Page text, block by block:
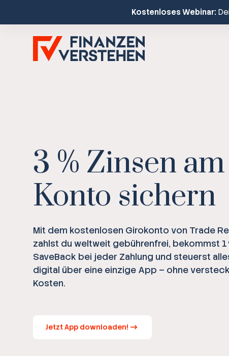
Kostenloses Webinar:
3 % Zinsen am
Konto sichern
Mit dem kostenlosen Girokonto von Trade
zahlst du weltweit gebührenfrei, bekommst 1
SaveBack bei jeder Zahlung und steuerst
digital über eine einzige App – ohne
Kosten.
Jetzt App downloaden!